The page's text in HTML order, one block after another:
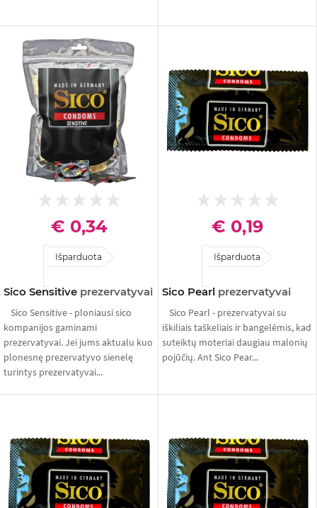
Sico Sensitive prezervatyvai
€ 0,34
Išparduota
Sico Sensitive - ploniausi sico
kompanijos gaminami
prezervatyvai. Jei jums aktualu kuo
plonesnę prezervatyvo sienelę
turintys prezervatyvai...
Sico Pearl prezervatyvai
€ 0,19
Išparduota
Sico Pearl - prezervatyvai su
iškiliais taškeliais ir bangelėmis, kad
suteiktų moteriai daugiau malonių
pojūčių. Ant Sico Pear...